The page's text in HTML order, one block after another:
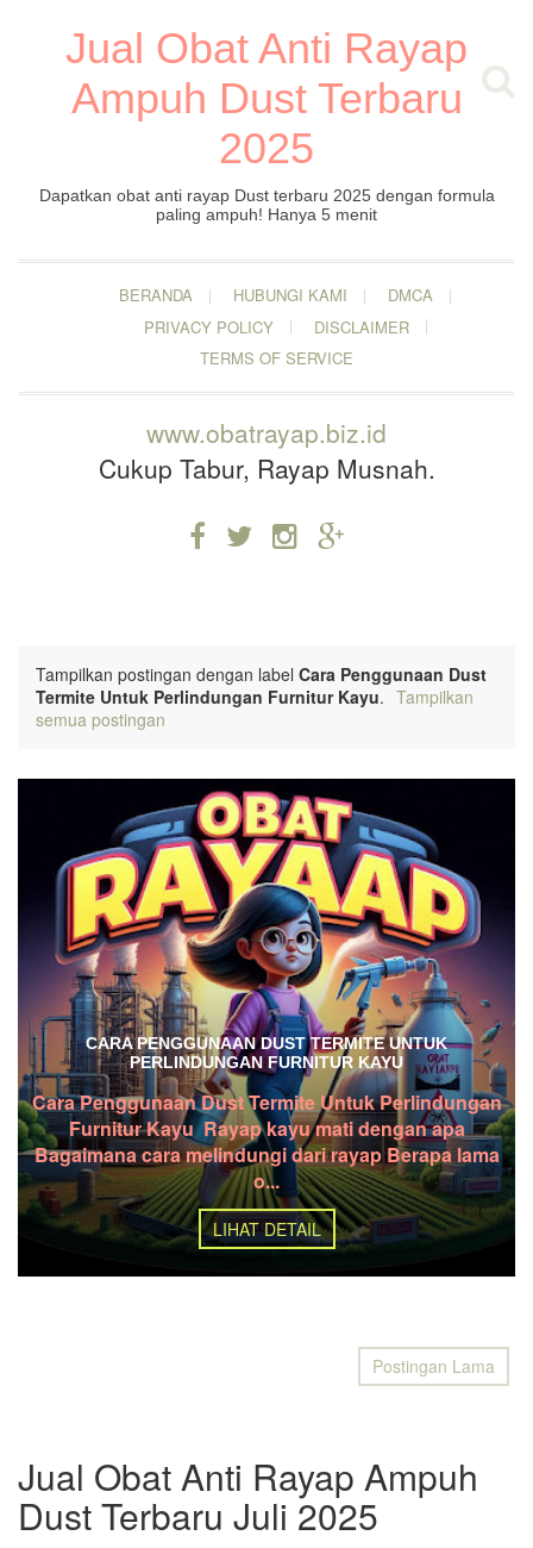
Jual Obat Anti Rayap
Ampuh Dust Terbaru
2025
Dapatkan obat anti rayap Dust terbaru 2025 dengan formula
paling ampuh! Hanya 5 menit
BERANDA HUBUNGI KAMI
DMCA
PRIVACY POLICY
DISCLAIMER
TERMS OF SERVICE
www.obatrayap.biz.id
Cukup Tabur, Rayap Musnah.
Tampilkan postingan dengan label Cara Penggunaan Dust
Termite Untuk Perlindungan Furnitur Kayu. Tampilkan
semua postingan
CARA PENGGUNAAN DUST TERMITE UNTUK
PERLINDUNGAN FURNITUR KAYU
Cara Penggunaan Dust Termite Untuk Perlindungan
Furnitur Kayu Rayap kayu mati dengan apa
Bagaimana cara melindungi dari rayap Berapa lama
o...
LIHAT DETAIL
Postingan Lama
Jual Obat Anti Rayap Ampuh
Dust Terbaru Juli 2025